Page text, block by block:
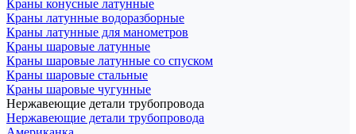
Краны конусные латунные
Краны латунные водоразборные
Краны латунные для манометров
Краны шаровые латунные
Краны шаровые латунные со спуском
Краны шаровые стальные
Краны шаровые чугунные
Нержавеющие детали трубопровода
Нержавеющие детали трубопровода